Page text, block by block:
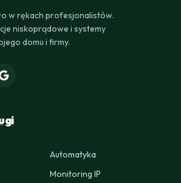
w rękach profesjonalistów.
niskoprądowe i systemy
domu i firmy.
Automatyka
Monitoring IP